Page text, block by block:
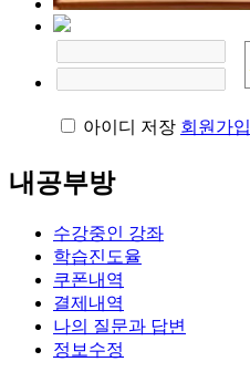
아이디 저장 회원가입
내공부방
수강중인 강좌
학습진도율
쿠폰내역
결제내역
나의 질문과 답변
정보수정